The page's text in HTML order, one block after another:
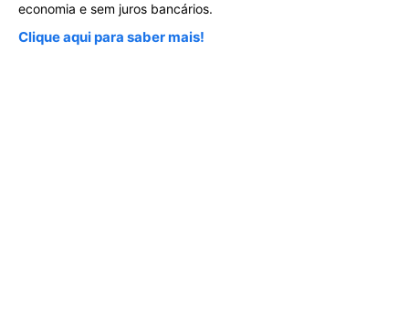
economia e sem juros bancários.
Clique aqui para saber mais!